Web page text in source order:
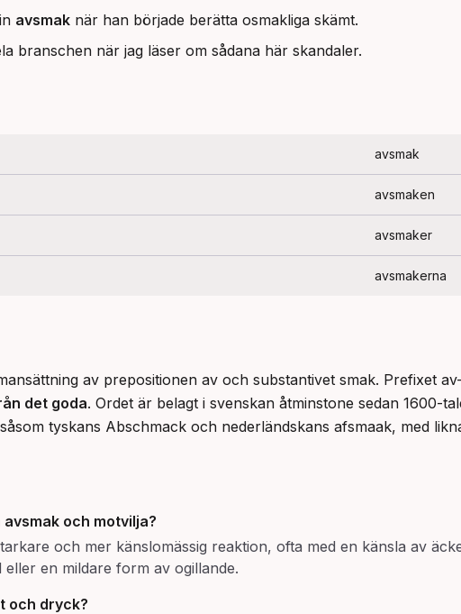
avsmak när han började berätta osmakliga skämt.
branschen när jag läser om sådana här skandaler.
avsmak
avsmaken
avsmaker
avsmakerna
av prepositionen av och substantivet smak. Prefixet
det goda. Ordet är belagt i svenskan åtminstone sedan 1600-
tyskans Abschmack och nederländskans afsmaak, med
avsmak och motvilja?
och mer känslomässig reaktion, ofta med en känsla av
en mildare form av ogillande.
och dryck?